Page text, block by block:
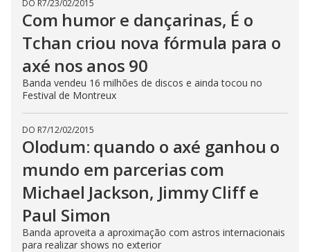
DO R7/23/02/2015
Com humor e dançarinas, É o
Tchan criou nova fórmula para o
axé nos anos 90
Banda vendeu 16 milhões de discos e ainda tocou no
Festival de Montreux
DO R7/12/02/2015
Olodum: quando o axé ganhou o
mundo em parcerias com
Michael Jackson, Jimmy Cliff e
Paul Simon
Banda aproveita a aproximação com astros internacionais
para realizar shows no exterior